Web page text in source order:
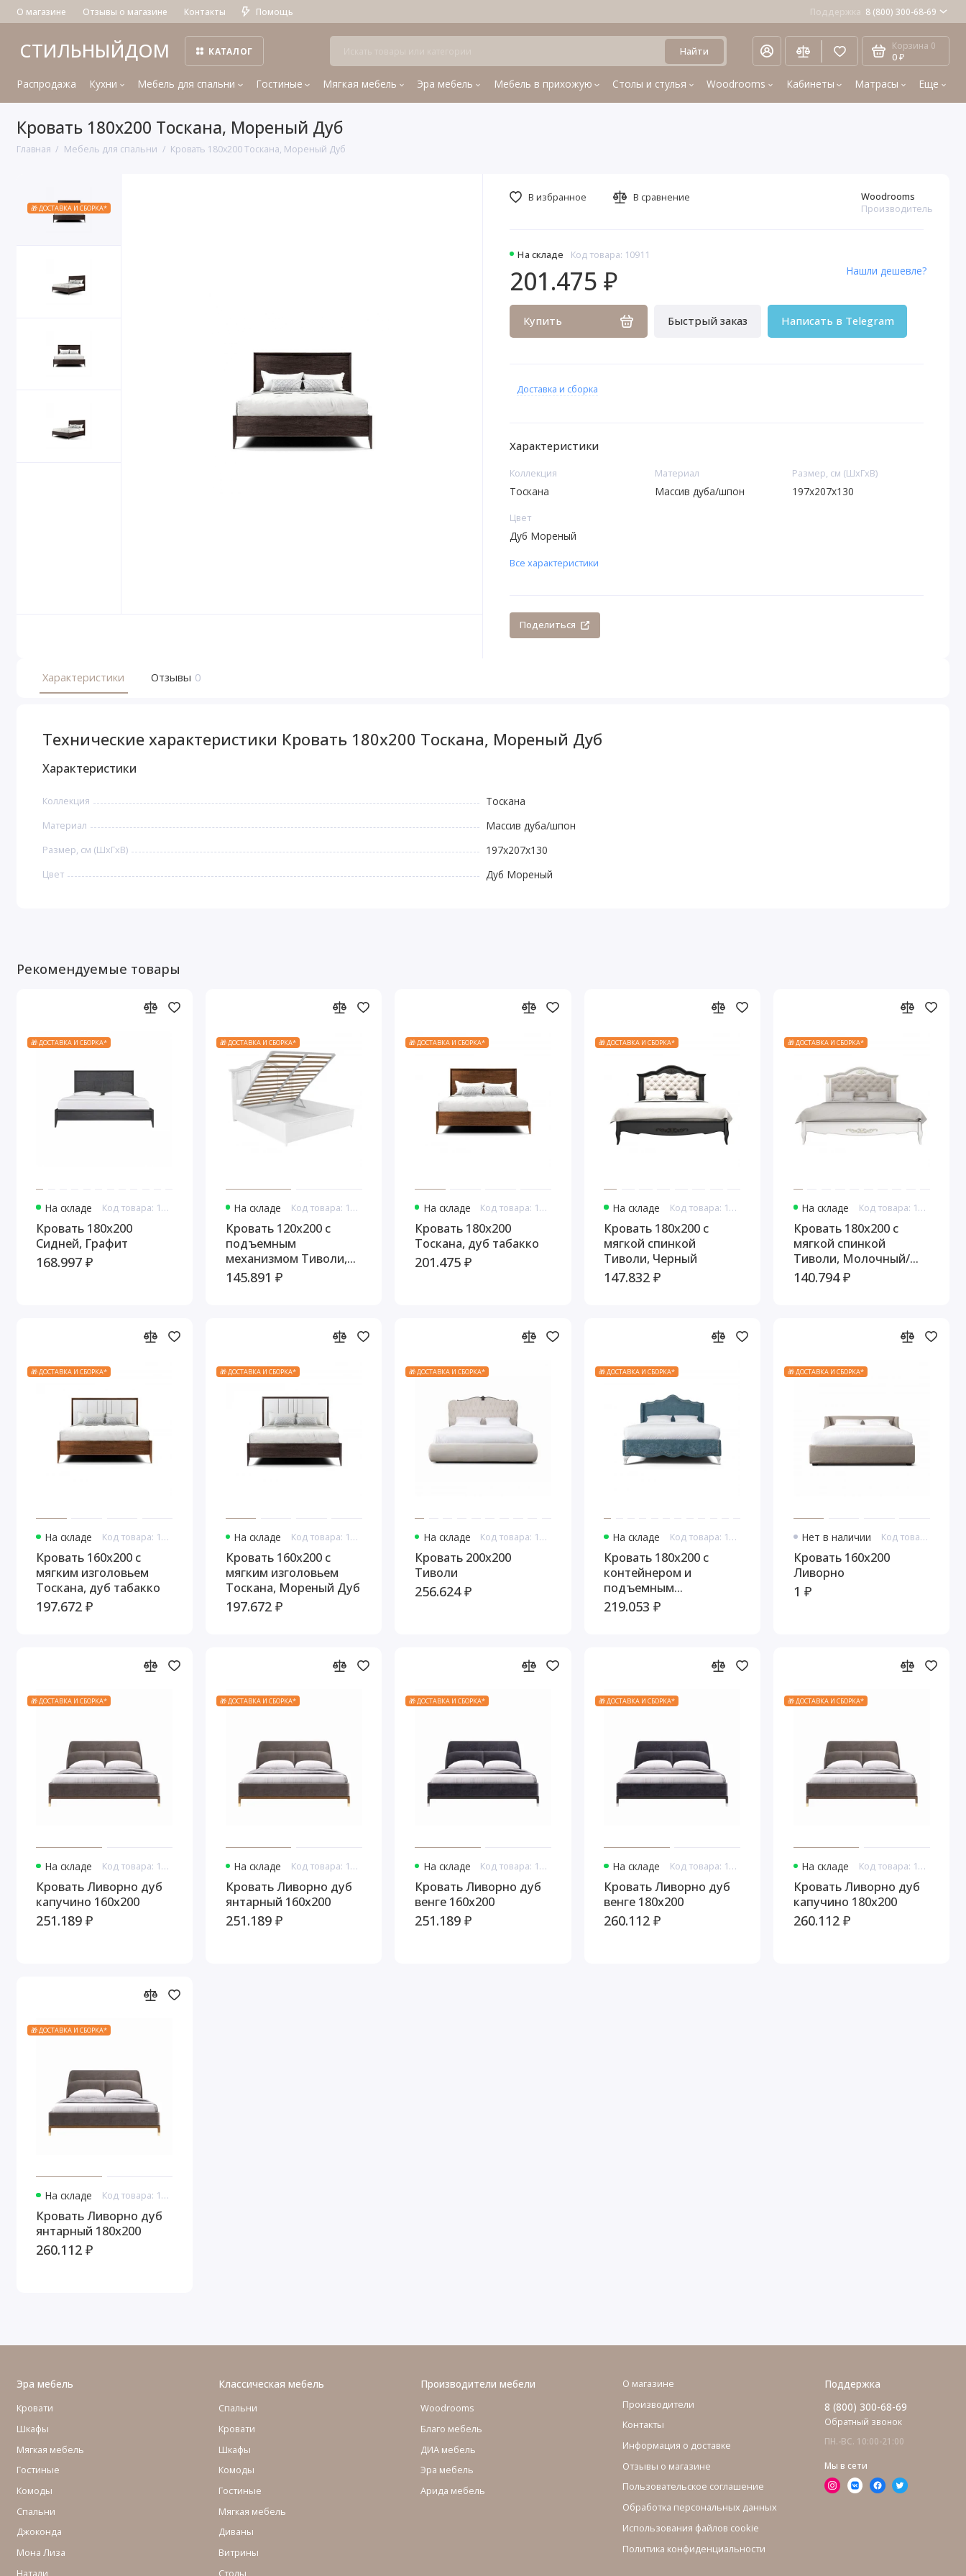
О магазине Отзывы о магазине Контакты Помощь Поддержка 8 (800) 300-68-69
СТИЛЬНЫЙДОМ КАТАЛОГ Найти Корзина 0
0 ₽
Распродажа Кухни Мебель для спальни Гостиные Мягкая мебель Эра мебель Мебель в прихожую Столы и стулья Woodrooms Кабинеты Матрасы Еще
Кровать 180x200 Тоскана, Мореный Дуб
Главная Мебель для спальни Кровать 180x200 Тоскана, Мореный Дуб
🎁 ДОСТАВКА И СБОРКА*
На складе Код товара: 10911
Woodrooms
Производитель
201.475 ₽
Купить Быстрый заказ Написать в Telegram
Нашли дешевле?
В избранное В сравнение
Доставка и сборка
Характеристики
Коллекция
Тоскана
Материал
Массив дуба/шпон
Размер, см (ШхГхВ)
197х207х130
Цвет
Дуб Мореный
Все характеристики
Поделиться
Характеристики Отзывы 0
Технические характеристики Кровать 180x200 Тоскана, Мореный Дуб
Характеристики
Коллекция Тоскана
Материал Массив дуба/шпон
Размер, см (ШхГхВ) 197х207х130
Цвет Дуб Мореный
Рекомендуемые товары
🎁 ДОСТАВКА И СБОРКА*
На складе Код товара: 10834
Кровать 180x200
Сидней, Графит
168.997 ₽
🎁 ДОСТАВКА И СБОРКА*
На складе Код товара: 10880
Кровать 120x200 с
подъемным
механизмом Тиволи,
Белый/Патина Серебро
145.891 ₽
🎁 ДОСТАВКА И СБОРКА*
На складе Код товара: 10909
Кровать 180x200
Тоскана, дуб табакко
201.475 ₽
🎁 ДОСТАВКА И СБОРКА*
На складе Код товара: 10948
Кровать 180x200 с
мягкой спинкой
Тиволи, Черный
147.832 ₽
🎁 ДОСТАВКА И СБОРКА*
На складе Код товара: 10960
Кровать 180x200 с
мягкой спинкой
Тиволи, Молочный/
Патина Золото
140.794 ₽
🎁 ДОСТАВКА И СБОРКА*
На складе Код товара: 11016
Кровать 160x200 с
мягким изголовьем
Тоскана, дуб табакко
197.672 ₽
🎁 ДОСТАВКА И СБОРКА*
На складе Код товара: 11018
Кровать 160x200 с
мягким изголовьем
Тоскана, Мореный Дуб
197.672 ₽
🎁 ДОСТАВКА И СБОРКА*
На складе Код товара: 11039
Кровать 200x200
Тиволи
256.624 ₽
🎁 ДОСТАВКА И СБОРКА*
На складе Код товара: 11087
Кровать 180x200 с
контейнером и
подъемным
механизмом Лигурия
219.053 ₽
🎁 ДОСТАВКА И СБОРКА*
Нет в наличии Код товара: 11091
Кровать 160x200
Ливорно
1 ₽
🎁 ДОСТАВКА И СБОРКА*
На складе Код товара: 16818
Кровать Ливорно дуб
капучино 160x200
251.189 ₽
🎁 ДОСТАВКА И СБОРКА*
На складе Код товара: 16819
Кровать Ливорно дуб
янтарный 160x200
251.189 ₽
🎁 ДОСТАВКА И СБОРКА*
На складе Код товара: 16820
Кровать Ливорно дуб
венге 160x200
251.189 ₽
🎁 ДОСТАВКА И СБОРКА*
На складе Код товара: 16821
Кровать Ливорно дуб
венге 180x200
260.112 ₽
🎁 ДОСТАВКА И СБОРКА*
На складе Код товара: 16822
Кровать Ливорно дуб
капучино 180x200
260.112 ₽
🎁 ДОСТАВКА И СБОРКА*
На складе Код товара: 16823
Кровать Ливорно дуб
янтарный 180x200
260.112 ₽
Эра мебель
Кровати
Шкафы
Мягкая мебель
Гостиные
Комоды
Cпальни
Джоконда
Мона Лиза
Натали
Классическая мебель
Спальни
Кровати
Шкафы
Комоды
Гостиные
Мягкая мебель
Диваны
Витрины
Столы
Производители мебели
Woodrooms
Благо мебель
ДИА мебель
Эра мебель
Арида мебель
О магазине
Производители
Контакты
Информация о доставке
Отзывы о магазине
Пользовательское соглашение
Обработка персональных данных
Использования файлов cookie
Политика конфиденциальности
Поддержка
8 (800) 300-68-69
Обратный звонок
ПН.-ВС. 10:00-21:00
Мы в сети